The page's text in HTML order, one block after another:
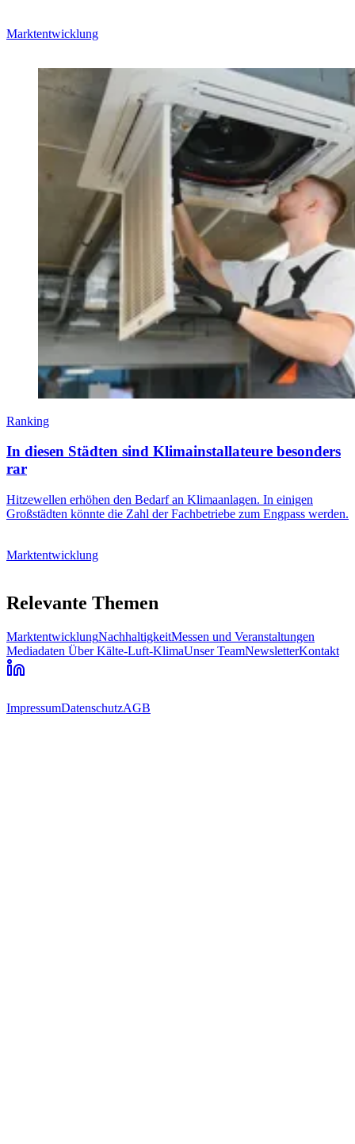
Marktentwicklung
Ranking
In diesen Städten sind Klimainstallateure besonders
rar
Hitzewellen erhöhen den Bedarf an Klimaanlagen. In einigen
Großstädten könnte die Zahl der Fachbetriebe zum Engpass werden.
Marktentwicklung
Relevante Themen
MarktentwicklungNachhaltigkeitMessen und Veranstaltungen
Mediadaten Über Kälte-Luft-KlimaUnser TeamNewsletterKontakt
ImpressumDatenschutzAGB